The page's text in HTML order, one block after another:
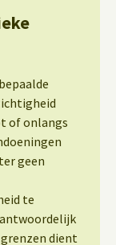
of onlangs
geen
te
dient